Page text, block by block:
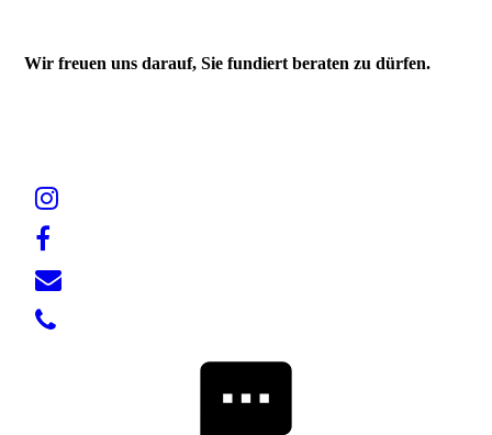
Wir freuen uns darauf, Sie fundiert beraten zu dürfen.